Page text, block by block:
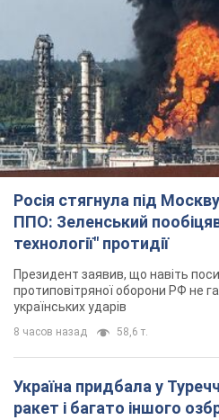
Росія стягнула під
ППО: Зеленський
технології" протидії
Президент заявив, що навіть
протиповітряної оборони РФ не
українських ударів
8 часов назад 58,6 т.
Україна придбала у
ракет і багато іншого
США оприлюднили список
Держдеп вже поставив до відома
9 часов назад 12,2 т.
"Нас почули на одне
день поспіль тривають
Федорова. Фото і відео